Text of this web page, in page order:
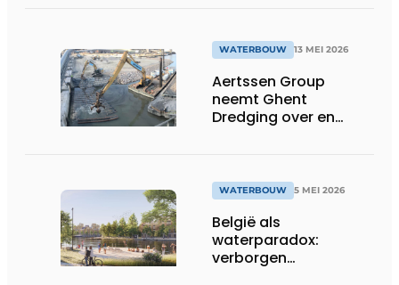
WATERBOUW 13 MEI 2026
Aertssen Group
neemt Ghent
Dredging over en
WATERBOUW 5 MEI 2026
België als
waterparadox:
verborgen